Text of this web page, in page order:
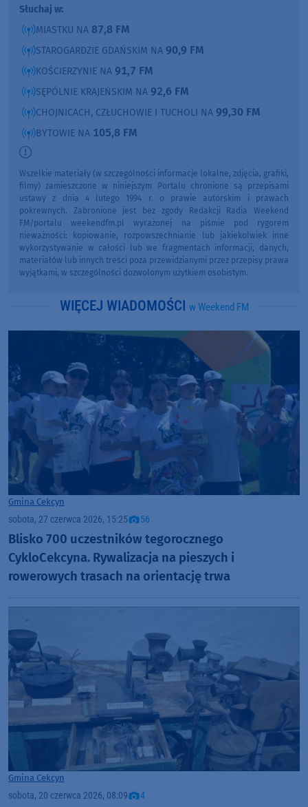
Słuchaj w:
MIASTKU NA 87,8 FM
STAROGARDZIE GDAŃSKIM NA 90,9 FM
KOŚCIERZYNIE NA 91,7 FM
SĘPÓLNIE KRAJEŃSKIM NA 92,6 FM
CHOJNICACH, CZŁUCHOWIE I TUCHOLI NA 99,30 FM
BYTOWIE NA 105,8 FM
Wszelkie materiały (w szczególności informacje lokalne, zdjęcia, grafiki,
filmy) zamieszczone w niniejszym Portalu chronione są przepisami
ustawy z dnia 4 lutego 1994 r. o prawie autorskim i prawach
pokrewnych. Zabronione jest bez zgody Redakcji Radia Weekend
FM/portalu weekendfm.pl wyrażonej na piśmie pod rygorem
nieważności: kopiowanie, rozpowszechnianie lub jakiekolwiek inne
wykorzystywanie w całości lub we fragmentach informacji, danych,
materiałów lub innych treści poza przewidzianymi przez przepisy prawa
wyjątkami, w szczególności dozwolonym użytkiem osobistym.
WIĘCEJ WIADOMOŚCI w Weekend FM
Gmina Cekcyn
sobota, 27 czerwca 2026, 15:25 56
Blisko 700 uczestników tegorocznego
CykloCekcyna. Rywalizacja na pieszych i
rowerowych trasach na orientację trwa
Gmina Cekcyn
sobota, 20 czerwca 2026, 08:09 4